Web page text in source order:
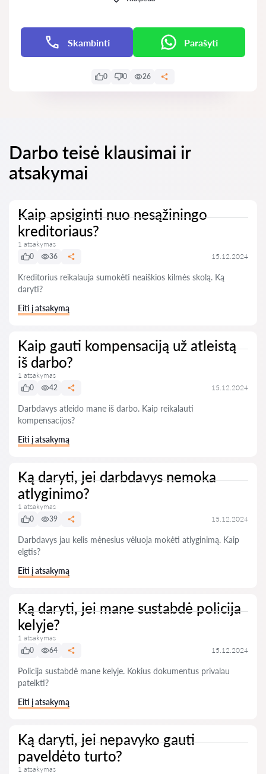
Skambinti Parašyti
0 0 26
Darbo teisė klausimai ir
atsakymai
Kaip apsiginti nuo nesąžiningo
kreditoriaus?
1 atsakymas
0
36 15.12.2024
Kreditorius reikalauja sumokėti neaiškios kilmės skolą. Ką
daryti?
Eiti į atsakymą
Kaip gauti kompensaciją už atleistą
iš darbo?
1 atsakymas
0
42 15.12.2024
Darbdavys atleido mane iš darbo. Kaip reikalauti
kompensacijos?
Eiti į atsakymą
Ką daryti, jei darbdavys nemoka
atlyginimo?
1 atsakymas
0
39 15.12.2024
Darbdavys jau kelis mėnesius vėluoja mokėti atlyginimą. Kaip
elgtis?
Eiti į atsakymą
Ką daryti, jei mane sustabdė policija
kelyje?
1 atsakymas
0
64 15.12.2024
Policija sustabdė mane kelyje. Kokius dokumentus privalau
pateikti?
Eiti į atsakymą
Ką daryti, jei nepavyko gauti
paveldėto turto?
1 atsakymas